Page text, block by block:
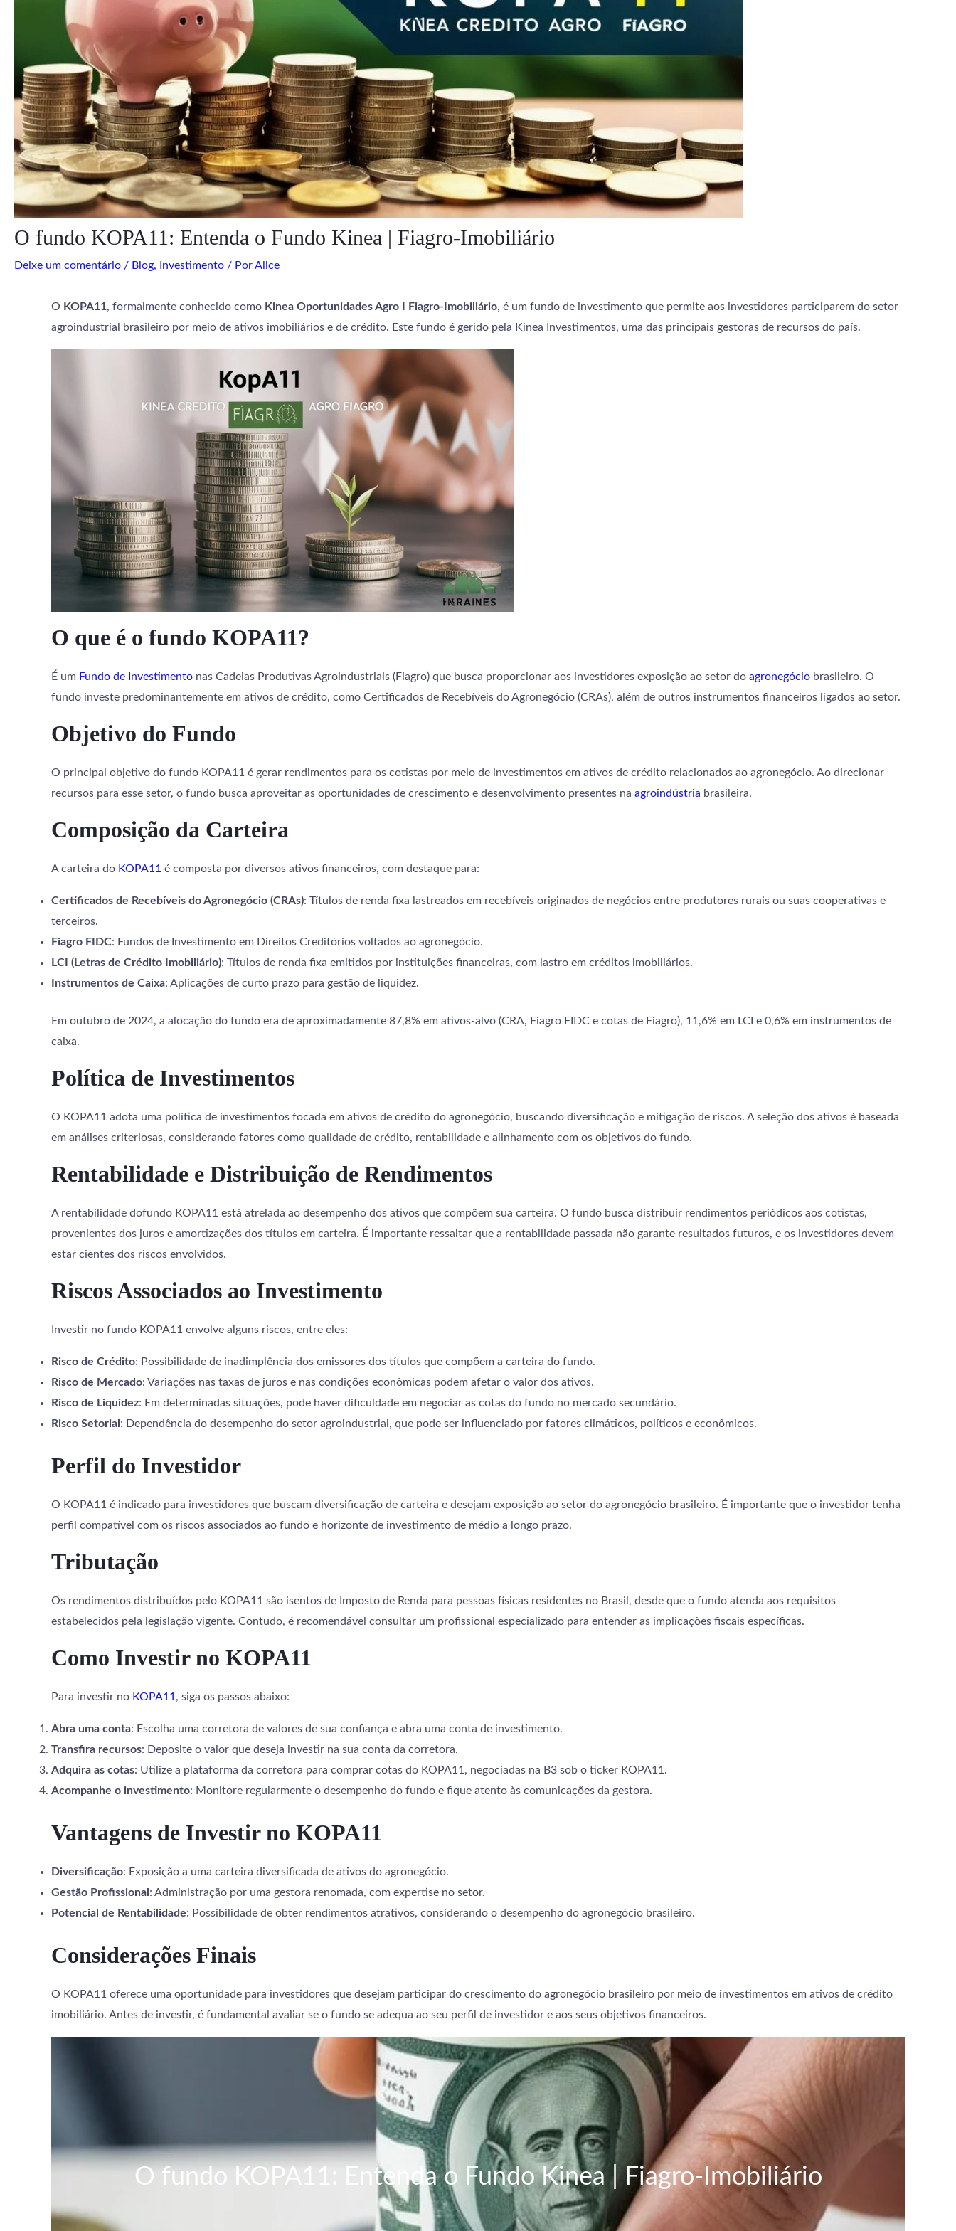
O fundo KOPA11: Entenda o Fundo Kinea | Fiagro-Imobiliário
Deixe um comentário / Blog, Investimento / PorAlice
O KOPA11, formalmente conhecido como Kinea Oportunidades Agro I Fiagro-Imobiliário, é um fundo de investimento que permite aos investidores participarem do setor
agroindustrial brasileiro por meio de ativos imobiliários e de crédito. Este fundo é gerido pela Kinea Investimentos, uma das principais gestoras de recursos do país.
O que é o fundo KOPA11?
É um Fundo de Investimento nas Cadeias Produtivas Agroindustriais (Fiagro) que busca proporcionar aos investidores exposição ao setor do agronegócio brasileiro. O
fundo investe predominantemente em ativos de crédito, como Certificados de Recebíveis do Agronegócio (CRAs), além de outros instrumentos financeiros ligados ao setor.
Objetivo do Fundo
O principal objetivo do fundo KOPA11 é gerar rendimentos para os cotistas por meio de investimentos em ativos de crédito relacionados ao agronegócio. Ao direcionar
recursos para esse setor, o fundo busca aproveitar as oportunidades de crescimento e desenvolvimento presentes na agroindústria brasileira.
Composição da Carteira
A carteira do KOPA11 é composta por diversos ativos financeiros, com destaque para:
Certificados de Recebíveis do Agronegócio (CRAs): Títulos de renda fixa lastreados em recebíveis originados de negócios entre produtores rurais ou suas cooperativas e
terceiros.
Fiagro FIDC: Fundos de Investimento em Direitos Creditórios voltados ao agronegócio.
LCI (Letras de Crédito Imobiliário): Títulos de renda fixa emitidos por instituições financeiras, com lastro em créditos imobiliários.
Instrumentos de Caixa: Aplicações de curto prazo para gestão de liquidez.
Em outubro de 2024, a alocação do fundo era de aproximadamente 87,8% em ativos-alvo (CRA, Fiagro FIDC e cotas de Fiagro), 11,6% em LCI e 0,6% em instrumentos de
caixa.
Política de Investimentos
O KOPA11 adota uma política de investimentos focada em ativos de crédito do agronegócio, buscando diversificação e mitigação de riscos. A seleção dos ativos é baseada
em análises criteriosas, considerando fatores como qualidade de crédito, rentabilidade e alinhamento com os objetivos do fundo.
Rentabilidade e Distribuição de Rendimentos
A rentabilidade dofundo KOPA11 está atrelada ao desempenho dos ativos que compõem sua carteira. O fundo busca distribuir rendimentos periódicos aos cotistas,
provenientes dos juros e amortizações dos títulos em carteira. É importante ressaltar que a rentabilidade passada não garante resultados futuros, e os investidores devem
estar cientes dos riscos envolvidos.
Riscos Associados ao Investimento
Investir no fundo KOPA11 envolve alguns riscos, entre eles:
Risco de Crédito: Possibilidade de inadimplência dos emissores dos títulos que compõem a carteira do fundo.
Risco de Mercado: Variações nas taxas de juros e nas condições econômicas podem afetar o valor dos ativos.
Risco de Liquidez: Em determinadas situações, pode haver dificuldade em negociar as cotas do fundo no mercado secundário.
Risco Setorial : Dependência do desempenho do setor agroindustrial, que pode ser influenciado por fatores climáticos, políticos e econômicos.
Perfil do Investidor
O KOPA11 é indicado para investidores que buscam diversificação de carteira e desejam exposição ao setor do agronegócio brasileiro. É importante que o investidor tenha
perfil compatível com os riscos associados ao fundo e horizonte de investimento de médio a longo prazo.
Tributação
Os rendimentos distribuídos pelo KOPA11 são isentos de Imposto de Renda para pessoas físicas residentes no Brasil, desde que o fundo atenda aos requisitos
estabelecidos pela legislação vigente. Contudo, é recomendável consultar um profissional especializado para entender as implicações fiscais específicas.
Como Investir no KOPA11
Para investir no KOPA11 , siga os passos abaixo:
Abra uma conta: Escolha uma corretora de valores de sua confiança e abra uma conta de investimento.
Transfira recursos: Deposite o valor que deseja investir na sua conta da corretora.
Adquira as cotas: Utilize a plataforma da corretora para comprar cotas do KOPA11, negociadas na B3 sob o ticker KOPA11.
Acompanhe o investimento: Monitore regularmente o desempenho do fundo e fique atento às comunicações da gestora.
Vantagens de Investir no KOPA11
Diversificação: Exposição a uma carteira diversificada de ativos do agronegócio.
Gestão Profissional : Administração por uma gestora renomada, com expertise no setor.
Potencial de Rentabilidade: Possibilidade de obter rendimentos atrativos, considerando o desempenho do agronegócio brasileiro.
Considerações Finais
O KOPA11 oferece uma oportunidade para investidores que desejam participar do crescimento do agronegócio brasileiro por meio de investimentos em ativos de crédito
imobiliário. Antes de investir, é fundamental avaliar se o fundo se adequa ao seu perfil de investidor e aos seus objetivos financeiros.
O fundo KOPA11: Entenda o Fundo Kinea | Fiagro-Imobiliário